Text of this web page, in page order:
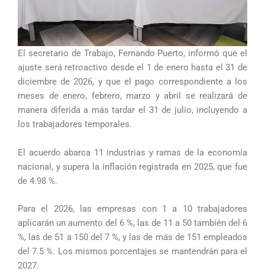
El secretario de Trabajo, Fernando Puerto, informó que el
ajuste será retroactivo desde el 1 de enero hasta el 31 de
diciembre de 2026, y que el pago correspondiente a los
meses de enero, febrero, marzo y abril se realizará de
manera diferida a más tardar el 31 de julio, incluyendo a
los trabajadores temporales.
El acuerdo abarca 11 industrias y ramas de la economía
nacional, y supera la inflación registrada en 2025, que fue
de 4.98 %.
Para el 2026, las empresas con 1 a 10 trabajadores
aplicarán un aumento del 6 %, las de 11 a 50 también del 6
%, las de 51 a 150 del 7 %, y las de más de 151 empleados
del 7.5 %. Los mismos porcentajes se mantendrán para el
2027.